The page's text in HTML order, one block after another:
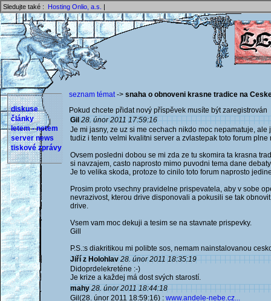
Sledujte také : Hosting Onlio, a.s. |
diskuse
články
letem - netem
server news
tiskové zprávy
seznam témat-> snaha o obnoveni krasne tradice na
Pokud chcete přidat nový příspěvek musíte být
Gil 28. únor 2011 17:59:16
Je mi jasny, ze uz si me cechach nikdo moc nepamatuje,
tudiz i tento velmi kvalitni server a zvlastepak toto forum
Ovsem posledni dobou se mi zda ze tu skomira ta krasna
si navzajem, casto naprosto mimo puvodni tema dane
Je to velika skoda, protoze to cinilo toto forum naprosto
Prosim proto vsechny pravidelne prispevatela, aby v sobe
nevrazivost, kterou drive disponovali a pokusili se tak
drive.
Vsem vam moc dekuji a tesim se na stavnate prispevky.
Gill
P.S.:s diakritikou mi polibte sos, nemam nainstalovanou
Jiří z Holohlav 28. únor 2011 18:35:19
Didoprdelekreténe :-)
Je krize a každej má dost svých starostí.
mahy 28. únor 2011 18:44:18
Gil(28. únor 2011 18:59:16) : www.andele-nebe.cz...